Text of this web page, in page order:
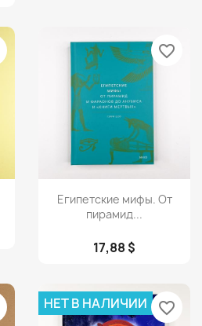
Просмотр
Египетские мифы. От
пирамид...
17,88 $
favorite_border
НЕТ В НАЛИЧИИ favorite_border